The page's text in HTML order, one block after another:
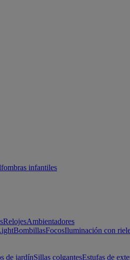
infantiles
RelojesAmbientadores
BombillasFocosIluminación con
de jardínSillas colgantesEstufas de